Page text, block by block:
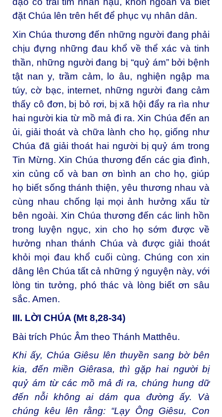
đặt Chúa lên trên hết để phục vụ nhân dân.
Xin Chúa thương đến những người đang phải
chịu đựng những đau khổ về thể xác và tinh
thần, những người đang bị “quỷ ám” bởi bệnh
tật nan y, trầm cảm, lo âu, nghiện ngập ma
túy, cờ bạc, internet, những người đang cảm
thấy cô đơn, bị bỏ rơi, bị xã hội đẩy ra rìa như
hai người kia từ mồ mả đi ra. Xin Chúa đến an
ủi, giải thoát và chữa lành cho họ, giống như
Chúa đã giải thoát hai người bị quỷ ám trong
Tin Mừng. Xin Chúa thương đến các gia đình,
xin củng cố và ban ơn bình an cho họ, giúp
họ biết sống thánh thiện, yêu thương nhau và
cùng nhau chống lại mọi ảnh hưởng xấu từ
bên ngoài. Xin Chúa thương đến các linh hồn
trong luyện ngục, xin cho họ sớm được về
hưởng nhan thánh Chúa và được giải thoát
khỏi mọi đau khổ cuối cùng. Chúng con xin
dâng lên Chúa tất cả những ý nguyện này, với
lòng tin tưởng, phó thác và lòng biết ơn sâu
sắc. Amen.
III. LỜI CHÚA (Mt 8,28-34)
Bài trích Phúc Âm theo Thánh Matthêu.
Khi ấy, Chúa Giêsu lên thuyền sang bờ bên
kia, đến miền Giêrasa, thì gặp hai người bị
quỷ ám từ các mồ mả đi ra, chúng hung dữ
đến nỗi không ai dám qua đường ấy. Và
chúng kêu lên rằng: “Lạy Ông Giêsu, Con